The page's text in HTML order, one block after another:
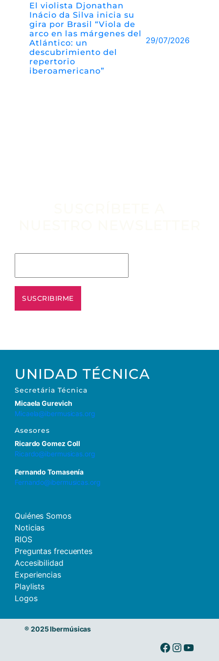
El violista Djonathan
Inácio da Silva inicia su
gira por Brasil “Viola de
arco en las márgenes del
Atlántico: un
descubrimiento del
repertorio
iberoamericano”
29/07/2026
UNIDAD TÉCNICA
Secretária Técnica
Micaela Gurevich
Micaela@ibermusicas.org
Asesores
Ricardo Gomez Coll
Ricardo@ibermusicas.org
Fernando Tomasenía
Fernando@ibermusicas.org
Quiénes Somos
Noticias
RIOS
Preguntas frecuentes
Accesibilidad
Experiencias
Playlists
Logos
® 2025 Ibermúsicas
Ibermusicas en Facebook Ibermusicas en Instagram Ibermusicas en Youtube